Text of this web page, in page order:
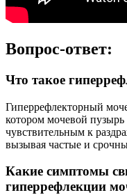
Вопрос-ответ:
Что такое
Гиперрефлекторный
котором мочевой пузырь
чувствительным к
вызывая частые и
Какие симптомы
гиперрефлекции